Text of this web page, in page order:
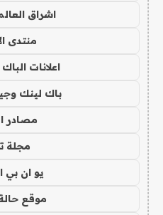
اشراق
منتدى
اعلانات الباك
باك لينك
مصادر
مجلة
يو ان بي
موقع